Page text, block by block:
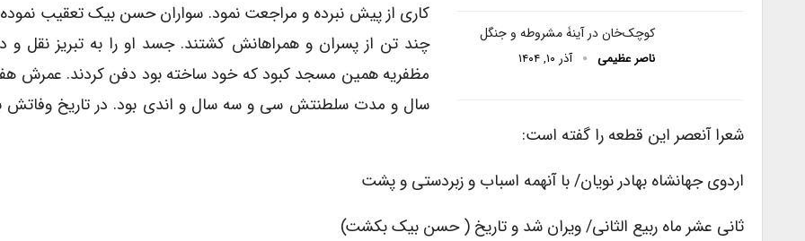
کوچک‌خان در آینۀ مشروطه و جنگل
ناصر عظیمی آذر ۱۰, ۱۴۰۴
کاری از پیش نبرده و مراجعت نمود. سواران حسن بیک تعقیب نموده
چند تن از پسران و همراهانش کشتند. جسد او را به تبریز نقل و
مظفریه همین مسجد کبود که خود ساخته بود دفن کردند. عمرش
سال و مدت سلطنتش سی و سه سال و اندی بود. در تاریخ وفاتش
شعرا آنعصر این قطعه را گفته است:
اردوی جهانشاه بهادر نویان/ با آنهمه اسباب و زبردستی و پشت
ثانی عشر ماه ربیع الثانی/ ویران شد و تاریخ ( حسن بیک بکشت)